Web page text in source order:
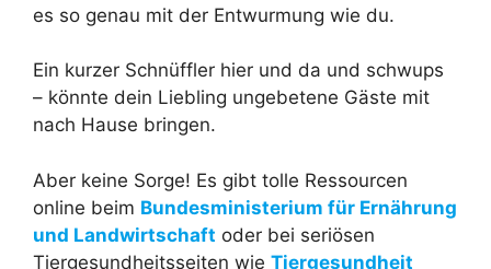
es so genau mit der Entwurmung wie du.
Ein kurzer Schnüffler hier und da und schwups
– könnte dein Liebling ungebetene Gäste mit
nach Hause bringen.
Aber keine Sorge! Es gibt tolle Ressourcen
online beim Bundesministerium für Ernährung
und Landwirtschaft oder bei seriösen
Tiergesundheitsseiten wie Tiergesundheit